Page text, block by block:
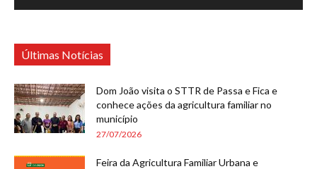
Últimas Notícias
Dom João visita o STTR de Passa e Fica e
conhece ações da agricultura familiar no
município
27/07/2026
Feira da Agricultura Familiar Urbana e